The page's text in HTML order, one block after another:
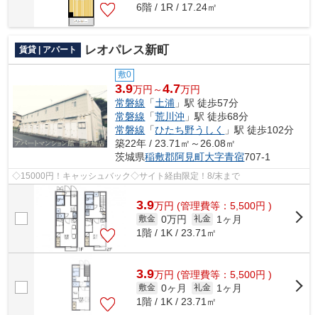
6階 / 1R / 17.24㎡
賃貸 | アパート レオパレス新町
敷0
3.9万円～4.7万円
常磐線 「土浦 」駅 徒歩57分
常磐線 「荒川沖 」駅 徒歩68分
常磐線 「ひたち野うしく
」駅 徒歩102分
築22年 / 23.71㎡～26.08㎡
茨城県稲敷郡阿見町大字青宿707-1
◇15000円！キャッシュバック◇サイト経由限定！8/末まで
3.9万円 (管理費等：5,500円 )
敷金 0万円 礼金
1ヶ月
1階 / 1K / 23.71㎡
3.9万円 (管理費等：5,500円 )
敷金 0ヶ月 礼金
1ヶ月
1階 / 1K / 23.71㎡